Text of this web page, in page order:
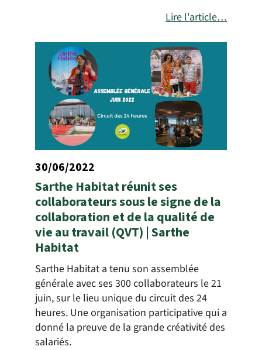
Lire l'article…
30/06/2022
Sarthe Habitat réunit ses
collaborateurs sous le signe de la
collaboration et de la qualité de
vie au travail (QVT) | Sarthe
Habitat
Sarthe Habitat a tenu son assemblée
générale avec ses 300 collaborateurs le 21
juin, sur le lieu unique du circuit des 24
heures. Une organisation participative qui a
donné la preuve de la grande créativité des
salariés.